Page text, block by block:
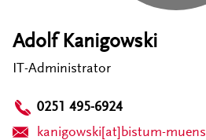
Adolf Kanigowski
IT-Administrator
0251 495-6924
kanigowski[at]bistum-